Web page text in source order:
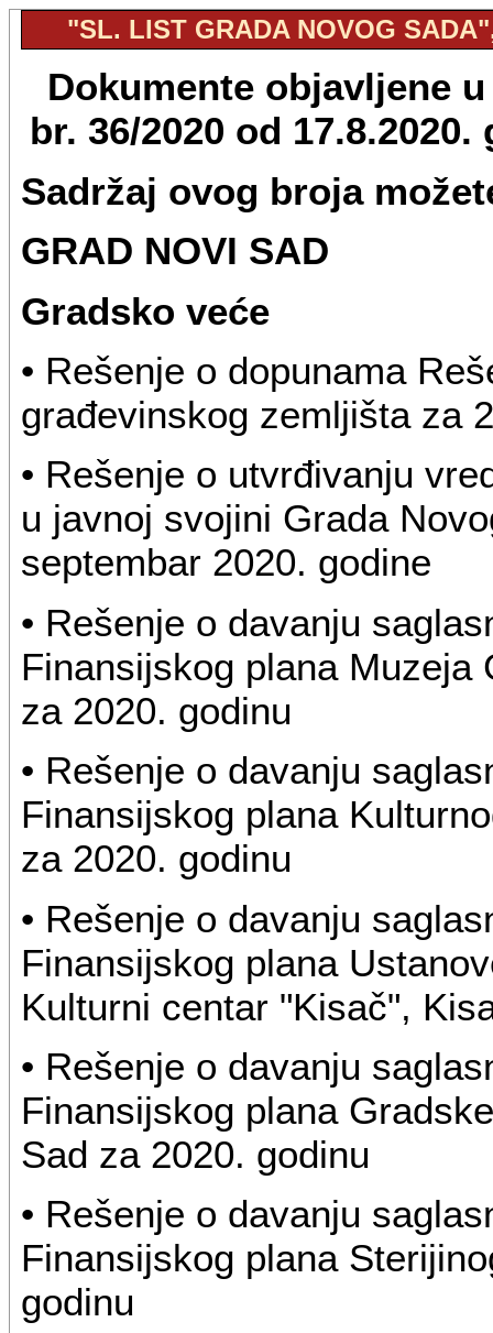
"SL. LIST GRADA NOVOG
Dokumente objavljene
br. 36/2020 od
Sadržaj ovog broja
GRAD NOVI SAD
Gradsko veće
• Rešenje o dopunama
građevinskog zemljišta za
• Rešenje o utvrđivanju
u javnoj svojini Grada
septembar 2020. godine
• Rešenje o davanju
Finansijskog plana Muzeja
za 2020. godinu
• Rešenje o davanju
Finansijskog plana
za 2020. godinu
• Rešenje o davanju
Finansijskog plana
Kulturni centar "Kisač",
• Rešenje o davanju
Finansijskog plana
Sad za 2020. godinu
• Rešenje o davanju
Finansijskog plana
godinu